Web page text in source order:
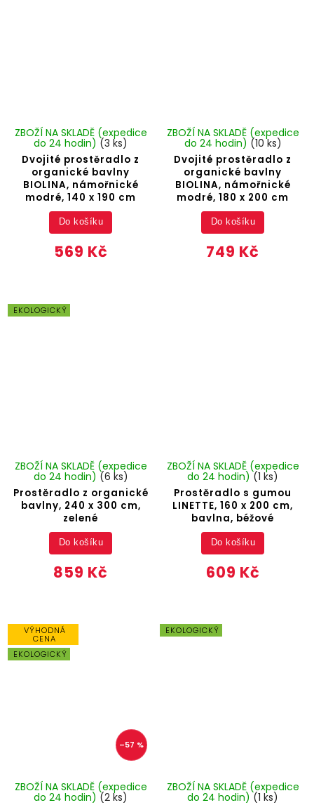
Dvojité prostěradlo z
organické bavlny
BIOLINA, námořnické
modré, 140 x 190 cm
ZBOŽÍ NA SKLADĚ (expedice
do 24 hodin) (3 ks)
569 Kč
Do košíku
Dvojité prostěradlo z
organické bavlny
BIOLINA, námořnické
modré, 180 x 200 cm
ZBOŽÍ NA SKLADĚ (expedice
do 24 hodin) (10 ks)
749 Kč
Do košíku
EKOLOGICKÝ
Prostěradlo z organické
bavlny, 240 x 300 cm,
zelené
ZBOŽÍ NA SKLADĚ (expedice
do 24 hodin) (6 ks)
859 Kč
Do košíku
Prostěradlo s gumou
LINETTE, 160 x 200 cm,
bavlna, béžové
ZBOŽÍ NA SKLADĚ (expedice
do 24 hodin)(1 ks)
609 Kč
Do košíku
VÝHODNÁ
CENA
EKOLOGICKÝ
–57 %
ZBOŽÍ NA SKLADĚ (expedice
do 24 hodin) (2 ks)
EKOLOGICKÝ
ZBOŽÍ NA SKLADĚ (expedice
do 24 hodin)(1 ks)